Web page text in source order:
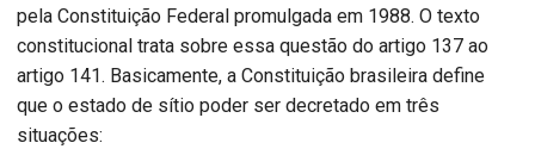
pela Constituição Federal promulgada em 1988. O texto
constitucional trata sobre essa questão do artigo 137 ao
artigo 141. Basicamente, a Constituição brasileira define
que o estado de sítio poder ser decretado em três
situações: